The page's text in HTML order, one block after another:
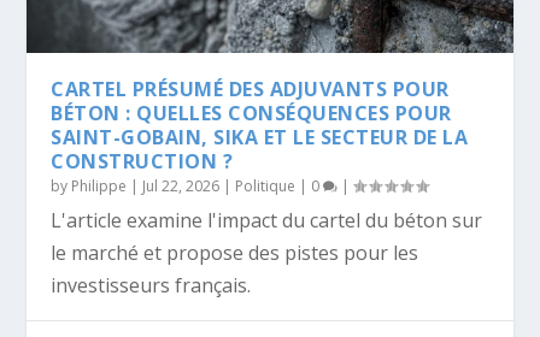
CARTEL PRÉSUMÉ DES ADJUVANTS POUR
BÉTON : QUELLES CONSÉQUENCES POUR
SAINT-GOBAIN, SIKA ET LE SECTEUR DE LA
CONSTRUCTION ?
by Philippe | Jul 22, 2026 | Politique | 0 |
L'article examine l'impact du cartel du béton sur
le marché et propose des pistes pour les
investisseurs français.